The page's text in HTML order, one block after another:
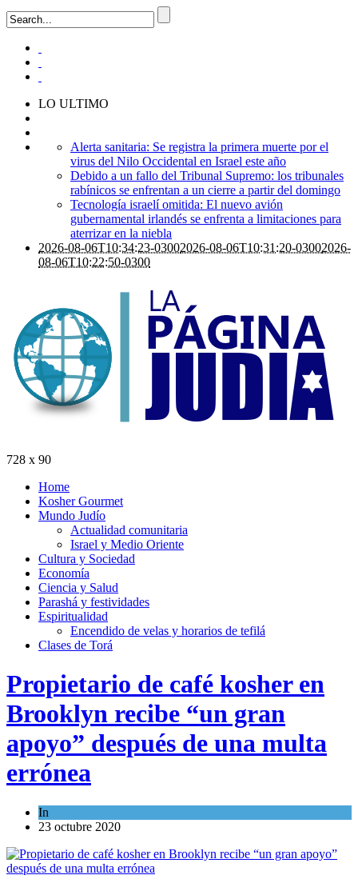
LO ULTIMO
Alerta sanitaria: Se registra la primera muerte por el
virus del Nilo Occidental en Israel este año
Debido a un fallo del Tribunal Supremo: los tribunales
rabínicos se enfrentan a un cierre a partir del domingo
Tecnología israelí omitida: El nuevo avión
gubernamental irlandés se enfrenta a limitaciones para
aterrizar en la niebla
2026-08-06T10:34:23-03002026-08-06T10:31:20-03002026-
08-06T10:22:50-0300
728 x 90
Home
Kosher Gourmet
Mundo Judío
Actualidad comunitaria
Israel y Medio Oriente
Cultura y Sociedad
Economía
Ciencia y Salud
Parashá y festividades
Espiritualidad
Encendido de velas y horarios de tefilá
Clases de Torá
Propietario de café kosher en
Brooklyn recibe “un gran
apoyo” después de una multa
errónea
In
23 octubre 2020